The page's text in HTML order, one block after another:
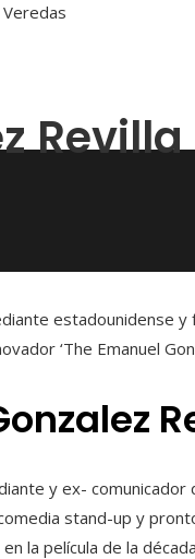
estadounidense y
‘The Emanuel
y ex-
stand-up y
la película de la